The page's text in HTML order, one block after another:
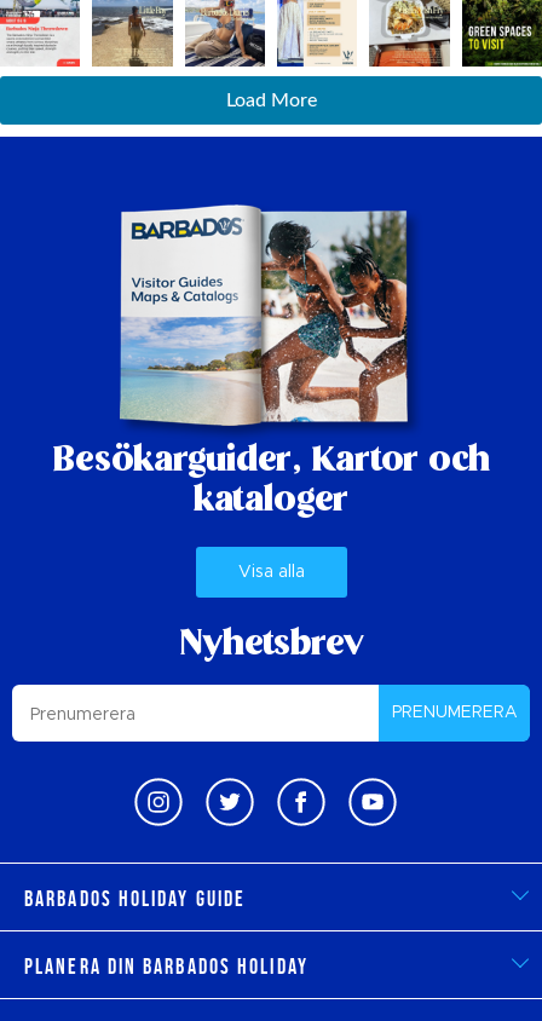
Load More
Besökarguider, Kartor och
kataloger
Visa alla
Nyhetsbrev
PRENUMERERA
Barbados Holiday Guide
Planera din Barbados Holiday